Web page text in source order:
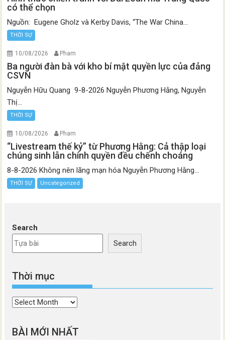
có thể chọn
Nguồn: Eugene Gholz và Kerby Davis, “The War China...
THỜI SỰ
10/08/2026 Pham
Ba người đàn bà với kho bí mật quyền lực của đảng
CSVN
Nguyễn Hữu Quang 9-8-2026 Nguyễn Phương Hằng, Nguyễn
Thị...
THỜI SỰ
10/08/2026 Pham
“Livestream thế kỷ” từ Phương Hằng: Cả thập loại
chúng sinh lẫn chính quyền đều chếnh choáng
8-8-2026 Không nên lãng mạn hóa Nguyễn Phương Hằng...
THỜI SỰ Uncategorized
Search
Search
Thời mục
Thời
BÀI MỚI NHẤT